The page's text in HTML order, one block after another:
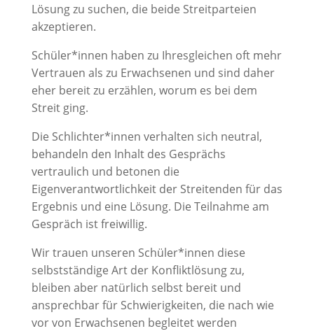
Lösung zu suchen, die beide Streitparteien
akzeptieren.
Schüler*innen haben zu Ihresgleichen oft mehr
Vertrauen als zu Erwachsenen und sind daher
eher bereit zu erzählen, worum es bei dem
Streit ging.
Die Schlichter*innen verhalten sich neutral,
behandeln den Inhalt des Gesprächs
vertraulich und betonen die
Eigenverantwortlichkeit der Streitenden für das
Ergebnis und eine Lösung. Die Teilnahme am
Gespräch ist freiwillig.
Wir trauen unseren Schüler*innen diese
selbstständige Art der Konfliktlösung zu,
bleiben aber natürlich selbst bereit und
ansprechbar für Schwierigkeiten, die nach wie
vor von Erwachsenen begleitet werden